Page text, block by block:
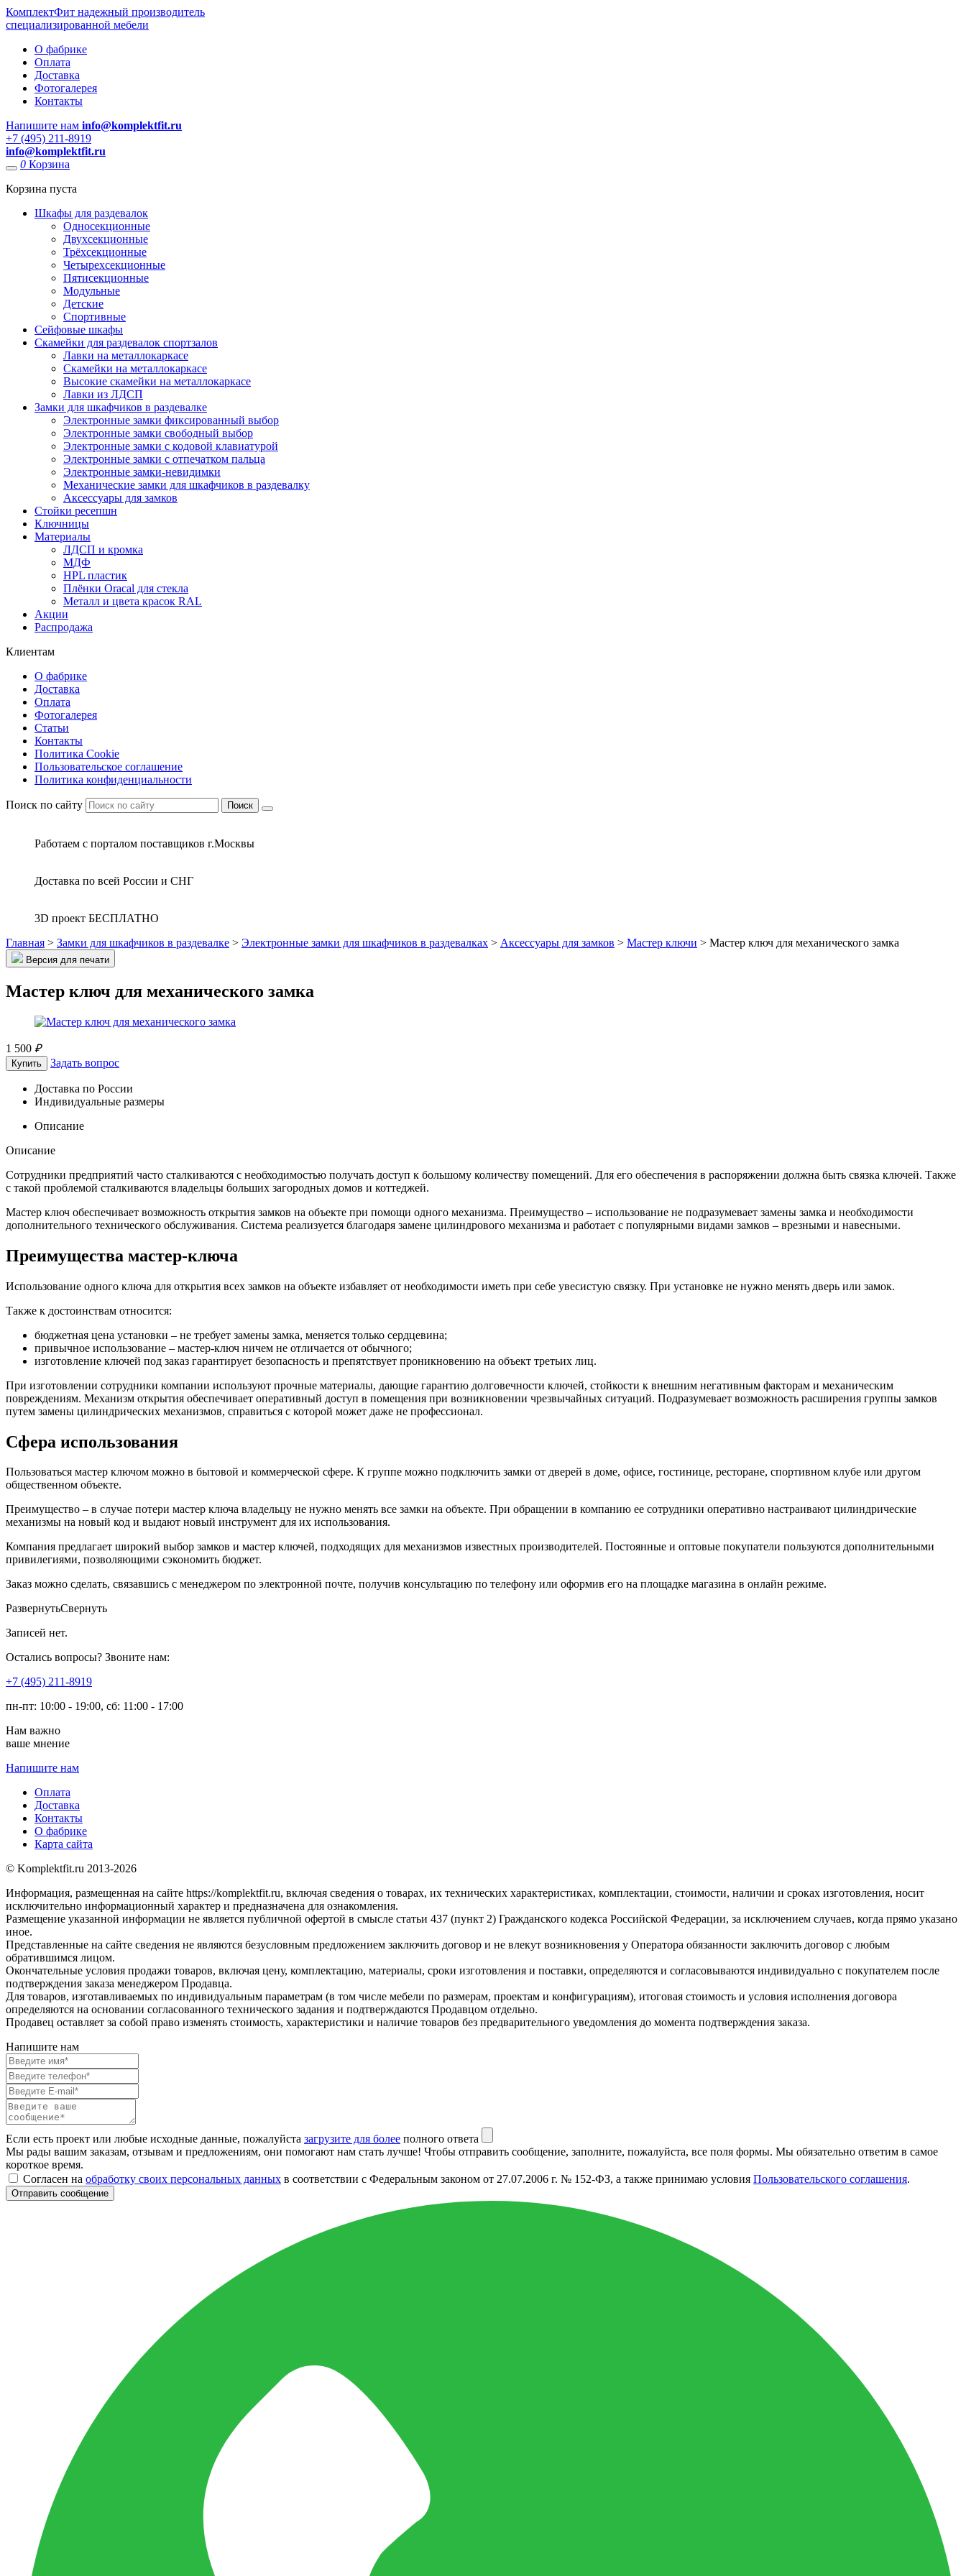
КомплектФит надежный производитель
специализированной мебели
О фабрике
Оплата
Доставка
Фотогалерея
Контакты
Напишите нам info@komplektfit.ru
​+7 (495) 211-8919
info@komplektfit.ru
0 Корзина
Корзина пуста
Шкафы для раздевалок
Односекционные
Двухсекционные
Трёхсекционные
Четырехсекционные
Пятисекционные
Модульные
Детские
Спортивные
Сейфовые шкафы
Скамейки для раздевалок спортзалов
Лавки на металлокаркасе
Скамейки на металлокаркасе
Высокие скамейки на металлокаркасе
Лавки из ЛДСП
Замки для шкафчиков в раздевалке
Электронные замки фиксированный выбор
Электронные замки свободный выбор
Электронные замки с кодовой клавиатурой
Электронные замки с отпечатком пальца
Электронные замки-невидимки
Механические замки для шкафчиков в раздевалку
Аксессуары для замков
Стойки ресепшн
Ключницы
Материалы
ЛДСП и кромка
МДФ
HPL пластик
Плёнки Oracal для стекла
Металл и цвета красок RAL
Акции
Распродажа
Клиентам
О фабрике
Доставка
Оплата
Фотогалерея
Статьи
Контакты
Политика Cookie
Пользовательское соглашение
Политика конфиденциальности
Поиск по сайту Поиск
Работаем с порталом поставщиков г.Москвы
Доставка по всей России и СНГ
3D проект БЕСПЛАТНО
Главная > Замки для шкафчиков в раздевалке > Электронные замки для шкафчиков в раздевалках > Аксессуары для замков > Мастер ключи > Мастер ключ для механического замка
Версия для печати
Мастер ключ для механического замка
1 500 ₽
Купить Задать вопрос
Доставка по России
Индивидуальные размеры
Описание
Описание
Сотрудники предприятий часто сталкиваются с необходимостью получать доступ к большому количеству помещений. Для его обеспечения в распоряжении должна быть связка ключей. Также
с такой проблемой сталкиваются владельцы больших загородных домов и коттеджей.
Мастер ключ обеспечивает возможность открытия замков на объекте при помощи одного механизма. Преимущество – использование не подразумевает замены замка и необходимости
дополнительного технического обслуживания. Система реализуется благодаря замене цилиндрового механизма и работает с популярными видами замков – врезными и навесными.
Преимущества мастер-ключа
Использование одного ключа для открытия всех замков на объекте избавляет от необходимости иметь при себе увесистую связку. При установке не нужно менять дверь или замок.
Также к достоинствам относится:
бюджетная цена установки – не требует замены замка, меняется только сердцевина;
привычное использование – мастер-ключ ничем не отличается от обычного;
изготовление ключей под заказ гарантирует безопасность и препятствует проникновению на объект третьих лиц.
При изготовлении сотрудники компании используют прочные материалы, дающие гарантию долговечности ключей, стойкости к внешним негативным факторам и механическим
повреждениям. Механизм открытия обеспечивает оперативный доступ в помещения при возникновении чрезвычайных ситуаций. Подразумевает возможность расширения группы замков
путем замены цилиндрических механизмов, справиться с которой может даже не профессионал.
Сфера использования
Пользоваться мастер ключом можно в бытовой и коммерческой сфере. К группе можно подключить замки от дверей в доме, офисе, гостинице, ресторане, спортивном клубе или другом
общественном объекте.
Преимущество – в случае потери мастер ключа владельцу не нужно менять все замки на объекте. При обращении в компанию ее сотрудники оперативно настраивают цилиндрические
механизмы на новый код и выдают новый инструмент для их использования.
Компания предлагает широкий выбор замков и мастер ключей, подходящих для механизмов известных производителей. Постоянные и оптовые покупатели пользуются дополнительными
привилегиями, позволяющими сэкономить бюджет.
Заказ можно сделать, связавшись с менеджером по электронной почте, получив консультацию по телефону или оформив его на площадке магазина в онлайн режиме.
РазвернутьСвернуть
Записей нет.
Остались вопросы? Звоните нам:
​+7 (495) 211-8919
пн-пт: 10:00 - 19:00, сб: 11:00 - 17:00
Нам важно
ваше мнение
Напишите нам
Оплата
Доставка
Контакты
О фабрике
Карта сайта
© Komplektfit.ru 2013-2026
Информация, размещенная на сайте https://komplektfit.ru, включая сведения о товарах, их технических характеристиках, комплектации, стоимости, наличии и сроках изготовления, носит
исключительно информационный характер и предназначена для ознакомления.
Размещение указанной информации не является публичной офертой в смысле статьи 437 (пункт 2) Гражданского кодекса Российской Федерации, за исключением случаев, когда прямо указано
иное.
Представленные на сайте сведения не являются безусловным предложением заключить договор и не влекут возникновения у Оператора обязанности заключить договор с любым
обратившимся лицом.
Окончательные условия продажи товаров, включая цену, комплектацию, материалы, сроки изготовления и поставки, определяются и согласовываются индивидуально с покупателем после
подтверждения заказа менеджером Продавца.
Для товаров, изготавливаемых по индивидуальным параметрам (в том числе мебели по размерам, проектам и конфигурациям), итоговая стоимость и условия исполнения договора
определяются на основании согласованного технического задания и подтверждаются Продавцом отдельно.
Продавец оставляет за собой право изменять стоимость, характеристики и наличие товаров без предварительного уведомления до момента подтверждения заказа.
Напишите нам
Если есть проект или любые исходные данные, пожалуйста загрузите для более полного ответа
Мы рады вашим заказам, отзывам и предложениям, они помогают нам стать лучше! Чтобы отправить сообщение, заполните, пожалуйста, все поля формы. Мы обязательно ответим в самое
короткое время.
Согласен на обработку своих персональных данных в соответствии с Федеральным законом от 27.07.2006 г. № 152-ФЗ, а также принимаю условия Пользовательского соглашения.
Отправить сообщение